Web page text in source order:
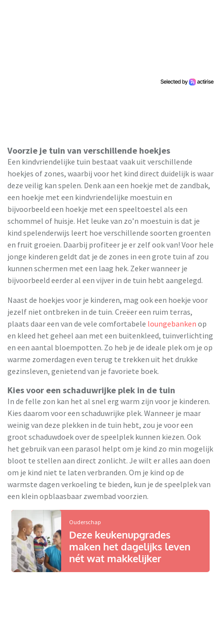
Voorzie je tuin van verschillende hoekjes
Een kindvriendelijke tuin bestaat vaak uit verschillende
hoekjes of zones, waarbij voor het kind direct duidelijk is waar
deze veilig kan spelen. Denk aan een hoekje met de zandbak,
een hoekje met een kindvriendelijke moestuin en
bijvoorbeeld een hoekje met een speeltoestel als een
schommel of huisje. Het leuke van zo’n moestuin is dat je
kind spelenderwijs leert hoe verschillende soorten groenten
en fruit groeien. Daarbij profiteer je er zelf ook van! Voor hele
jonge kinderen geldt dat je de zones in een grote tuin af zou
kunnen schermen met een laag hek. Zeker wanneer je
bijvoorbeeld eerder al een vijver in de tuin hebt aangelegd.
Naast de hoekjes voor je kinderen, mag ook een hoekje voor
jezelf niet ontbreken in de tuin. Creëer een ruim terras,
plaats daar een van de vele comfortabele loungebanken op
en kleed het geheel aan met een buitenkleed, tuinverlichting
en een aantal bloempotten. Zo heb je de ideale plek om je op
warme zomerdagen even terug te trekken uit het drukke
gezinsleven, genietend van je favoriete boek.
Kies voor een schaduwrijke plek in de tuin
In de felle zon kan het al snel erg warm zijn voor je kinderen.
Kies daarom voor een schaduwrijke plek. Wanneer je maar
weinig van deze plekken in de tuin hebt, zou je voor een
groot schaduwdoek over de speelplek kunnen kiezen. Ook
het gebruik van een parasol helpt om je kind zo min mogelijk
bloot te stellen aan direct zonlicht. Je wilt er alles aan doen
om je kind niet te laten verbranden. Om je kind op de
warmste dagen verkoeling te bieden, kun je de speelplek van
een klein opblaasbaar zwembad voorzien.
Ouderschap
Deze keukenupgrades
maken het dagelijks leven
nét wat makkelijker